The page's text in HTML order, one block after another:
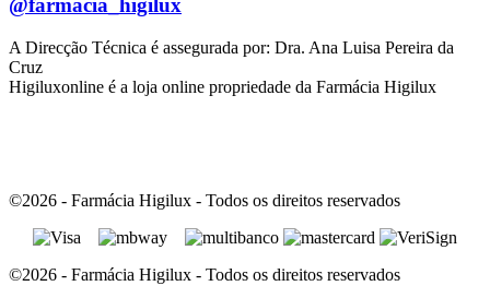
@farmacia_higilux
A Direcção Técnica é assegurada por: Dra. Ana Luisa Pereira da
Cruz
Higiluxonline é a loja online propriedade da Farmácia Higilux
©2026 - Farmácia Higilux - Todos os direitos reservados
©2026 - Farmácia Higilux - Todos os direitos reservados